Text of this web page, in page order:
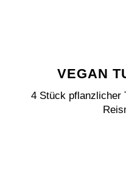
VEGAN
4 Stück pflanzlicher